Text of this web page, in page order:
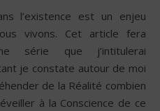
vivons. Cet article fera
série que j’intitulerai
je constate autour de moi
de la Réalité combien
à la Conscience de ce